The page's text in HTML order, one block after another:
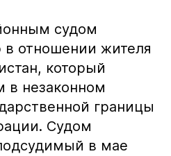
судом
в отношении жителя
который
в незаконном
границы
Судом
в мае